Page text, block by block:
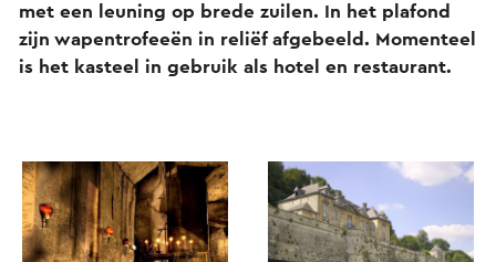
met een leuning op brede zuilen. In het plafond
zijn wapentrofeeën in reliëf afgebeeld. Momenteel
is het kasteel in gebruik als hotel en restaurant.